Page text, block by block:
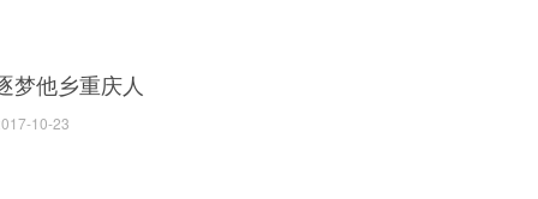
梦他乡重庆人
10-23